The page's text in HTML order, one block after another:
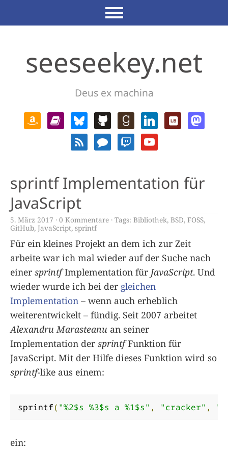
seeseekey.net
Deus ex machina
sprintf Implementation für
JavaScript
5. März 2017 0 Kommentare Tags: Bibliothek, BSD, FOSS,
GitHub, JavaScript, sprintf
Für ein kleines Projekt an dem ich zur Zeit
arbeite war ich mal wieder auf der Suche nach
einer sprintfImplementation für JavaScript. Und
wieder wurde ich bei der gleichen
Implementation – wenn auch erheblich
weiterentwickelt – fündig. Seit 2007 arbeitet
Alexandru Marasteanu an seiner
Implementation der sprintfFunktion für
JavaScript. Mit der Hilfe dieses Funktion wird so
sprintf-like aus einem:
sprintf( "%2$s %3$s a %1$s" , "cracker" ,
ein: